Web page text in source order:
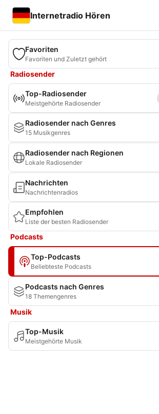
Internetradio Hören
Favoriten
Favoriten und Zuletzt gehört
Radiosender
Top-Radiosender
Meistgehörte Radiosender
Radiosender nach Genres
15 Musikgenres
Radiosender nach Regionen
Lokale Radiosender
Nachrichten
Nachrichtenradios
Empfohlen
Liste der besten Radiosender
Podcasts
Top-Podcasts
Beliebteste Podcasts
Podcasts nach Genres
18 Themengenres
Musik
Top-Musik
Meistgehörte Musik